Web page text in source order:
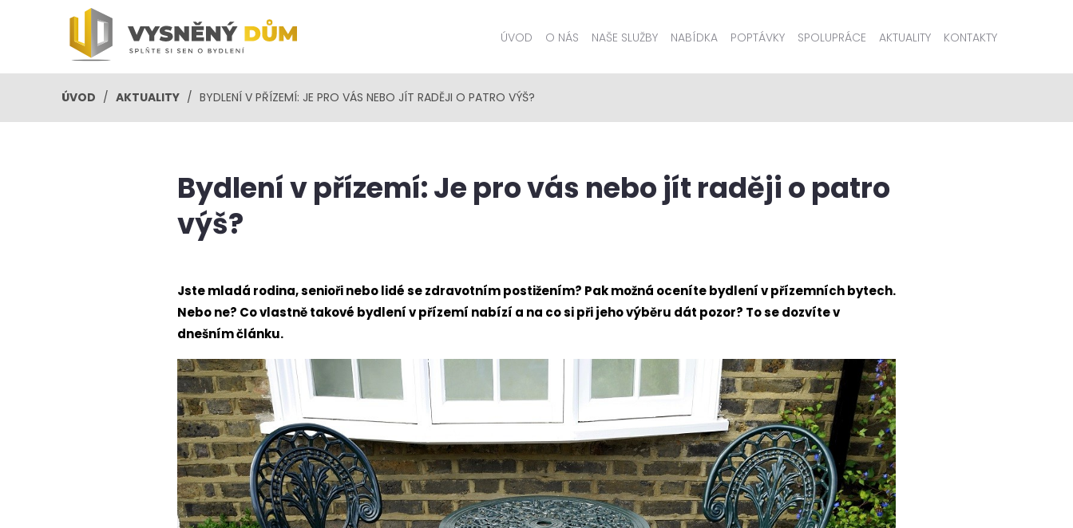
ÚVOD O NÁS NAŠE SLUŽBY NABÍDKA POPTÁVKY SPOLUPRÁCE AKTUALITY KONTAKTY
ÚVOD / AKTUALITY / BYDLENÍ V PŘÍZEMÍ: JE PRO VÁS NEBO JÍT RADĚJI O PATRO VÝŠ?
Bydlení v přízemí: Je pro vás nebo jít raději o patro
výš?
Jste mladá rodina, senioři nebo lidé se zdravotním postižením? Pak možná oceníte bydlení v přízemních bytech.
Nebo ne? Co vlastně takové bydlení v přízemí nabízí a na co si při jeho výběru dát pozor? To se dozvíte v
dnešním článku.